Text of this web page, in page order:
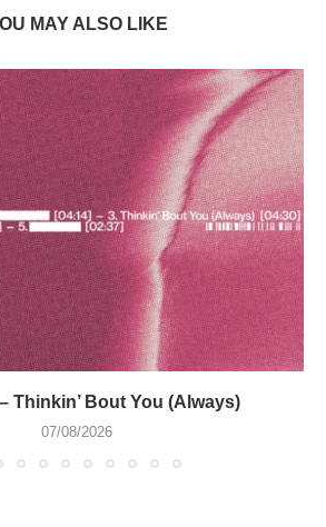
MAY ALSO LIKE
Thinkin’ Bout You (Always)
07/08/2026